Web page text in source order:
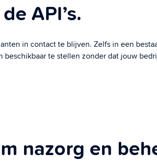
API’s.
in contact te blijven. Zelfs in een
te stellen zonder dat jouw
nazorg en